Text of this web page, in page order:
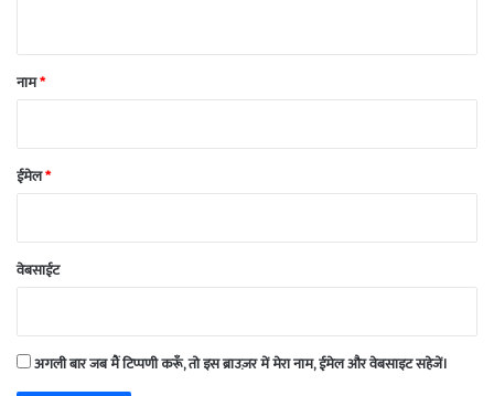
नाम*
ईमेल*
वेबसाईट
अगली बार जब मैं टिप्पणी करूँ, तो इस ब्राउज़र में मेरा नाम, ईमेल और वेबसाइट सहेजें।